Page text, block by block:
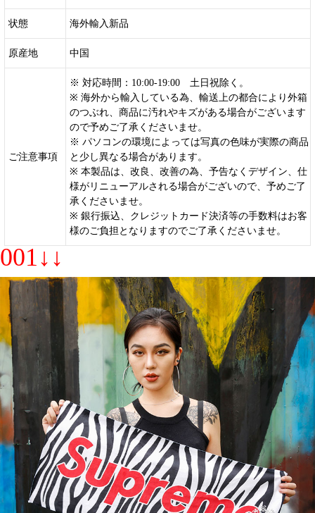
状態 海外輸入新品
原産地 中国
ご注意事項
※ 対応時間：10:00-19:00 土日祝除く。
※ 海外から輸入している為、輸送上の都合により外箱
のつぶれ、商品に汚れやキズがある場合がございます
ので予めご了承くださいませ。
※ パソコンの環境によっては写真の色味が実際の商品
と少し異なる場合があります。
※ 本製品は、改良、改善の為、予告なくデザイン、仕
様がリニューアルされる場合がございので、予めご了
承くださいませ。
※ 銀行振込、クレジットカード決済等の手数料はお客
様のご負担となりますのでご了承くださいませ。
001↓↓